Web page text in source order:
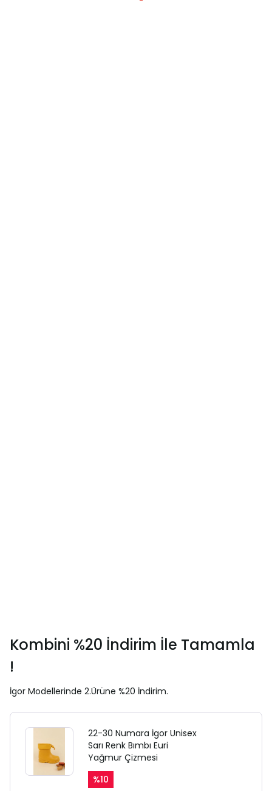
Kombini %20 İndirim İle Tamamla
!
İgor Modellerinde 2.Ürüne %20 İndirim.
22-30 Numara İgor Unisex
Sarı Renk Bımbı Euri
Yağmur Çizmesi
%10